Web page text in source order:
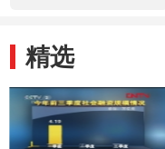
精选